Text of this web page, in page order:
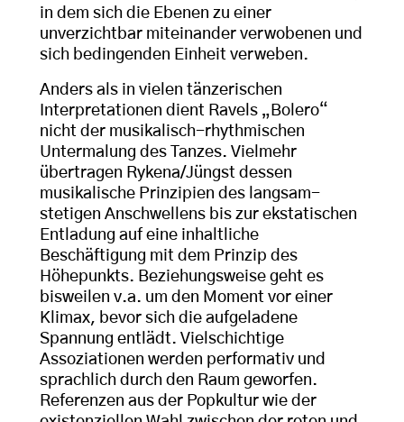
in dem sich die Ebenen zu einer
unverzichtbar miteinander verwobenen und
sich bedingenden Einheit verweben.
Anders als in vielen tänzerischen
Interpretationen dient Ravels „Bolero“
nicht der musikalisch-rhythmischen
Untermalung des Tanzes. Vielmehr
übertragen Rykena/Jüngst dessen
musikalische Prinzipien des langsam-
stetigen Anschwellens bis zur ekstatischen
Entladung auf eine inhaltliche
Beschäftigung mit dem Prinzip des
Höhepunkts. Beziehungsweise geht es
bisweilen v.a. um den Moment vor einer
Klimax, bevor sich die aufgeladene
Spannung entlädt. Vielschichtige
Assoziationen werden performativ und
sprachlich durch den Raum geworfen.
Referenzen aus der Popkultur wie der